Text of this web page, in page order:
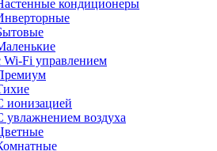
кондиционеры
Wi-Fi управлением
ионизацией
увлажнением воздуха